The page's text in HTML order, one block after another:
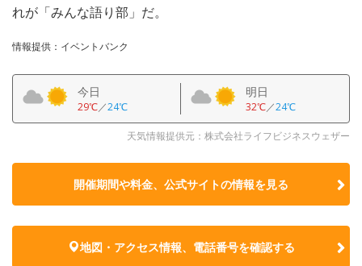
れが「みんな語り部」だ。
情報提供：イベントバンク
今日
29℃／24℃
明日
32℃／24℃
天気情報提供元：株式会社ライフビジネスウェザー
開催期間や料金、公式サイトの情報を見る
地図・アクセス情報、電話番号を確認する